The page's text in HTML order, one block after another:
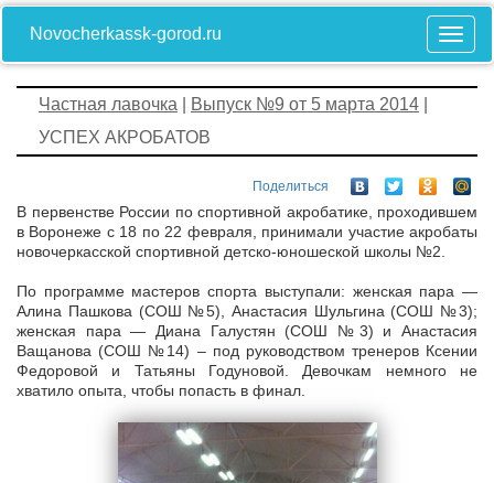
Novocherkassk-gorod.ru
Частная лавочка Выпуск №9 от 5 марта 2014
УСПЕХ АКРОБАТОВ
Поделиться
В первенстве России по спортивной акробатике, проходившем
в Воронеже с 18 по 22 февраля, принимали участие акробаты
новочеркасской спортивной детско-юношеской школы №2.
По программе мастеров спорта выступали: женская пара —
Алина Пашкова (СОШ №5), Анастасия Шульгина (СОШ №3);
женская пара — Диана Галустян (СОШ №3) и Анастасия
Ващанова (СОШ №14) – под руководством тренеров Ксении
Федоровой и Татьяны Годуновой. Девочкам немного не
хватило опыта, чтобы попасть в финал.